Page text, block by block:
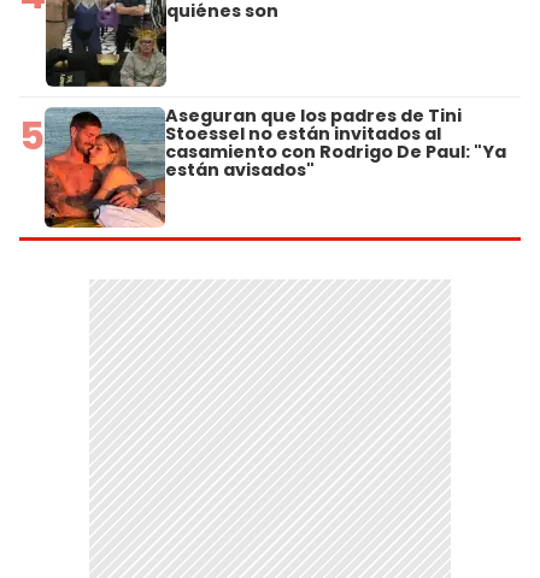
quiénes son
5 Aseguran que los padres de Tini
Stoessel no están invitados al
casamiento con Rodrigo De Paul: "Ya
están avisados"